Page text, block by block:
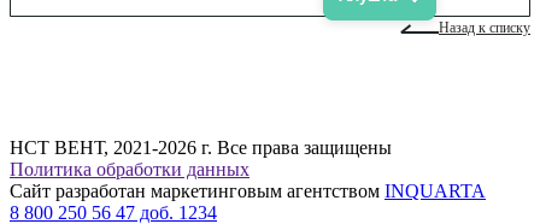
Назад к списку
НСТ ВЕНТ, 2021-2026 г. Все права защищены
Политика обработки данных
Сайт разработан маркетинговым агентством INQUARTA
8 800 250 56 47 доб. 1234